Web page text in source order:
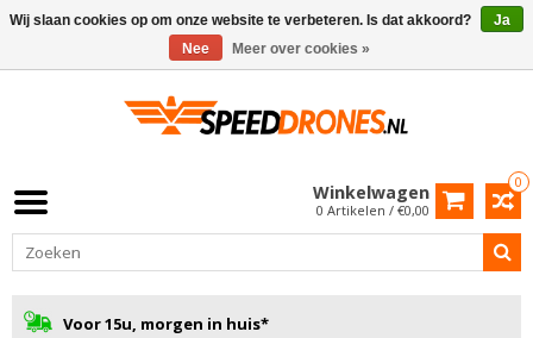
0
Winkelwagen
0 Artikelen / €0,00
Voor 15u, morgen in huis*
Wij slaan cookies op om onze website te verbeteren. Is dat akkoord?
Ja
Nee
Meer over cookies »